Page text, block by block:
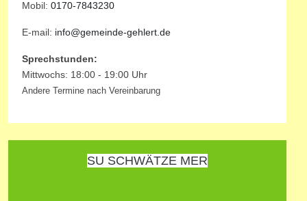
Mobil: 0170-7843230
E-mail: info@gemeinde-gehlert.de
Sprechstunden:
Mittwochs: 18:00 - 19:00 Uhr
Andere Termine nach Vereinbarung
SU SCHWÄTZE MER